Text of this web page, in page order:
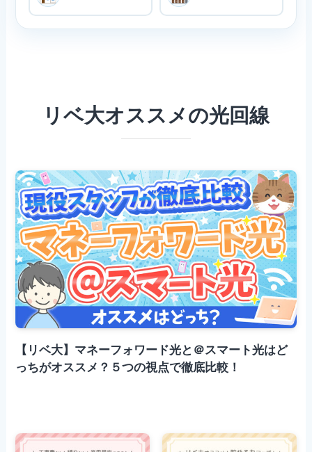
リベ大オススメの光回線
【リベ大】マネーフォワード光と＠スマート光はど
っちがオススメ？５つの視点で徹底比較！